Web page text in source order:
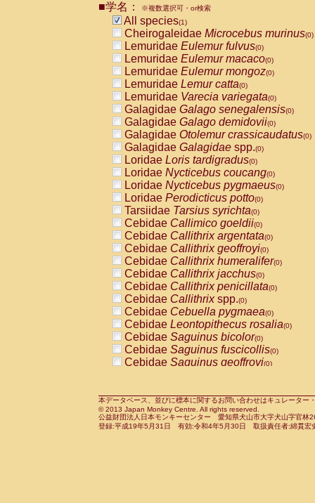
CebidaeCebus nigrivittatus
CebidaeCebus
CebidaeSaimiri boliviensis(0)
CebidaeSaimiri sciureus(0)
AtelidaeAlouatta caraya(0)
AtelidaeAlouatta fusca(0)
AtelidaeAlouatta seniculus
AtelidaeAlouattaspp.(0)
AtelidaeAteles belzebuth(0)
AtelidaeAteles geoffroyi(0)
AtelidaeAteles paniscus(0)
AtelidaeAtelesspp.(0)
Atelidae Lagothrix lagothricha
AtelidaeLagothrix lagothricha cana
PitheciidaeCacajao calvus
PitheciidaeCallicebus cupreus
PitheciidaeCallicebus donacophilus
PitheciidaeCallicebus moloch
PitheciidaeCallicebus torquatus
PitheciidaeCallicebusspp.(0)
PitheciidaeChiropotes satanas(0)
PitheciidaePithecia monachus
PitheciidaePithecia pithecia(0)
CercopithecidaeCercocebus agilis
CercopithecidaeCercocebus
CercopithecidaeCercocebus
CercopithecidaeCercocebus
CercopithecidaeCercocebus
CercopithecidaeCercocebushybrid
CercopithecidaePapio anubis(0)
CercopithecidaePapio cynocephalus
CercopithecidaePapio hamadryas(0)
■学名： ※複数選択可・or検索
All species(1)
Cheirogaleidae Microcebus murinus(0)
Lemuridae Eulemur fulvus(0)
Lemuridae Eulemur macaco(0)
Lemuridae Eulemur mongoz(0)
Lemuridae Lemur catta(0)
Lemuridae Varecia variegata(0)
Galagidae Galago senegalensis(0)
Galagidae Galago demidovii(0)
Galagidae Otolemur crassicaudatus(0)
Galagidae Galagidae spp.(0)
Loridae Loris tardigradus(0)
Loridae Nycticebus coucang(0)
Loridae Nycticebus pygmaeus(0)
Loridae Perodicticus potto(0)
Tarsiidae Tarsius syrichta(0)
Cebidae Callimico goeldii(0)
Cebidae Callithrix argentata(0)
Cebidae Callithrix geoffroyi(0)
Cebidae Callithrix humeralifer(0)
Cebidae Callithrix jacchus(0)
Cebidae Callithrix penicillata(0)
Cebidae Callithrixspp.(0)
Cebidae Cebuella pygmaea(0)
Cebidae Leontopithecus rosalia(0)
Cebidae Saguinus bicolor(0)
Cebidae Saguinus fuscicollis(0)
Cebidae Saguinus geoffroyi(0)
CebidaeSaguinus leucopus(0)
CebidaeSaguinus midas(0)
Cebidae Saguinus mystax(0)
本データベース、並びに標本に関するお問い合わせはキュレータ
© 2013 Japan Monkey Centre. All rights reserved.
公益財団法人日本モンキーセンター 愛知県犬山市大字犬山字官
登録:平成19年5月31日 有効:令和4年5月30日 取扱責任者:綿貫宏